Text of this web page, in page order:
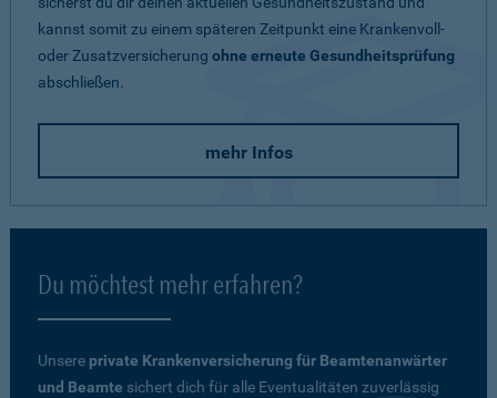
kannst somit zu einem späteren Zeitpunkt eine Krankenvoll-
oder Zusatzversicherung ohne erneute Gesundheitsprüfung
abschließen.
mehr Infos
Du möchtest mehr erfahren?
Unsere private Krankenversicherung für Beamtenanwärter
und Beamte sichert dich für alle Eventualitäten zuverlässig